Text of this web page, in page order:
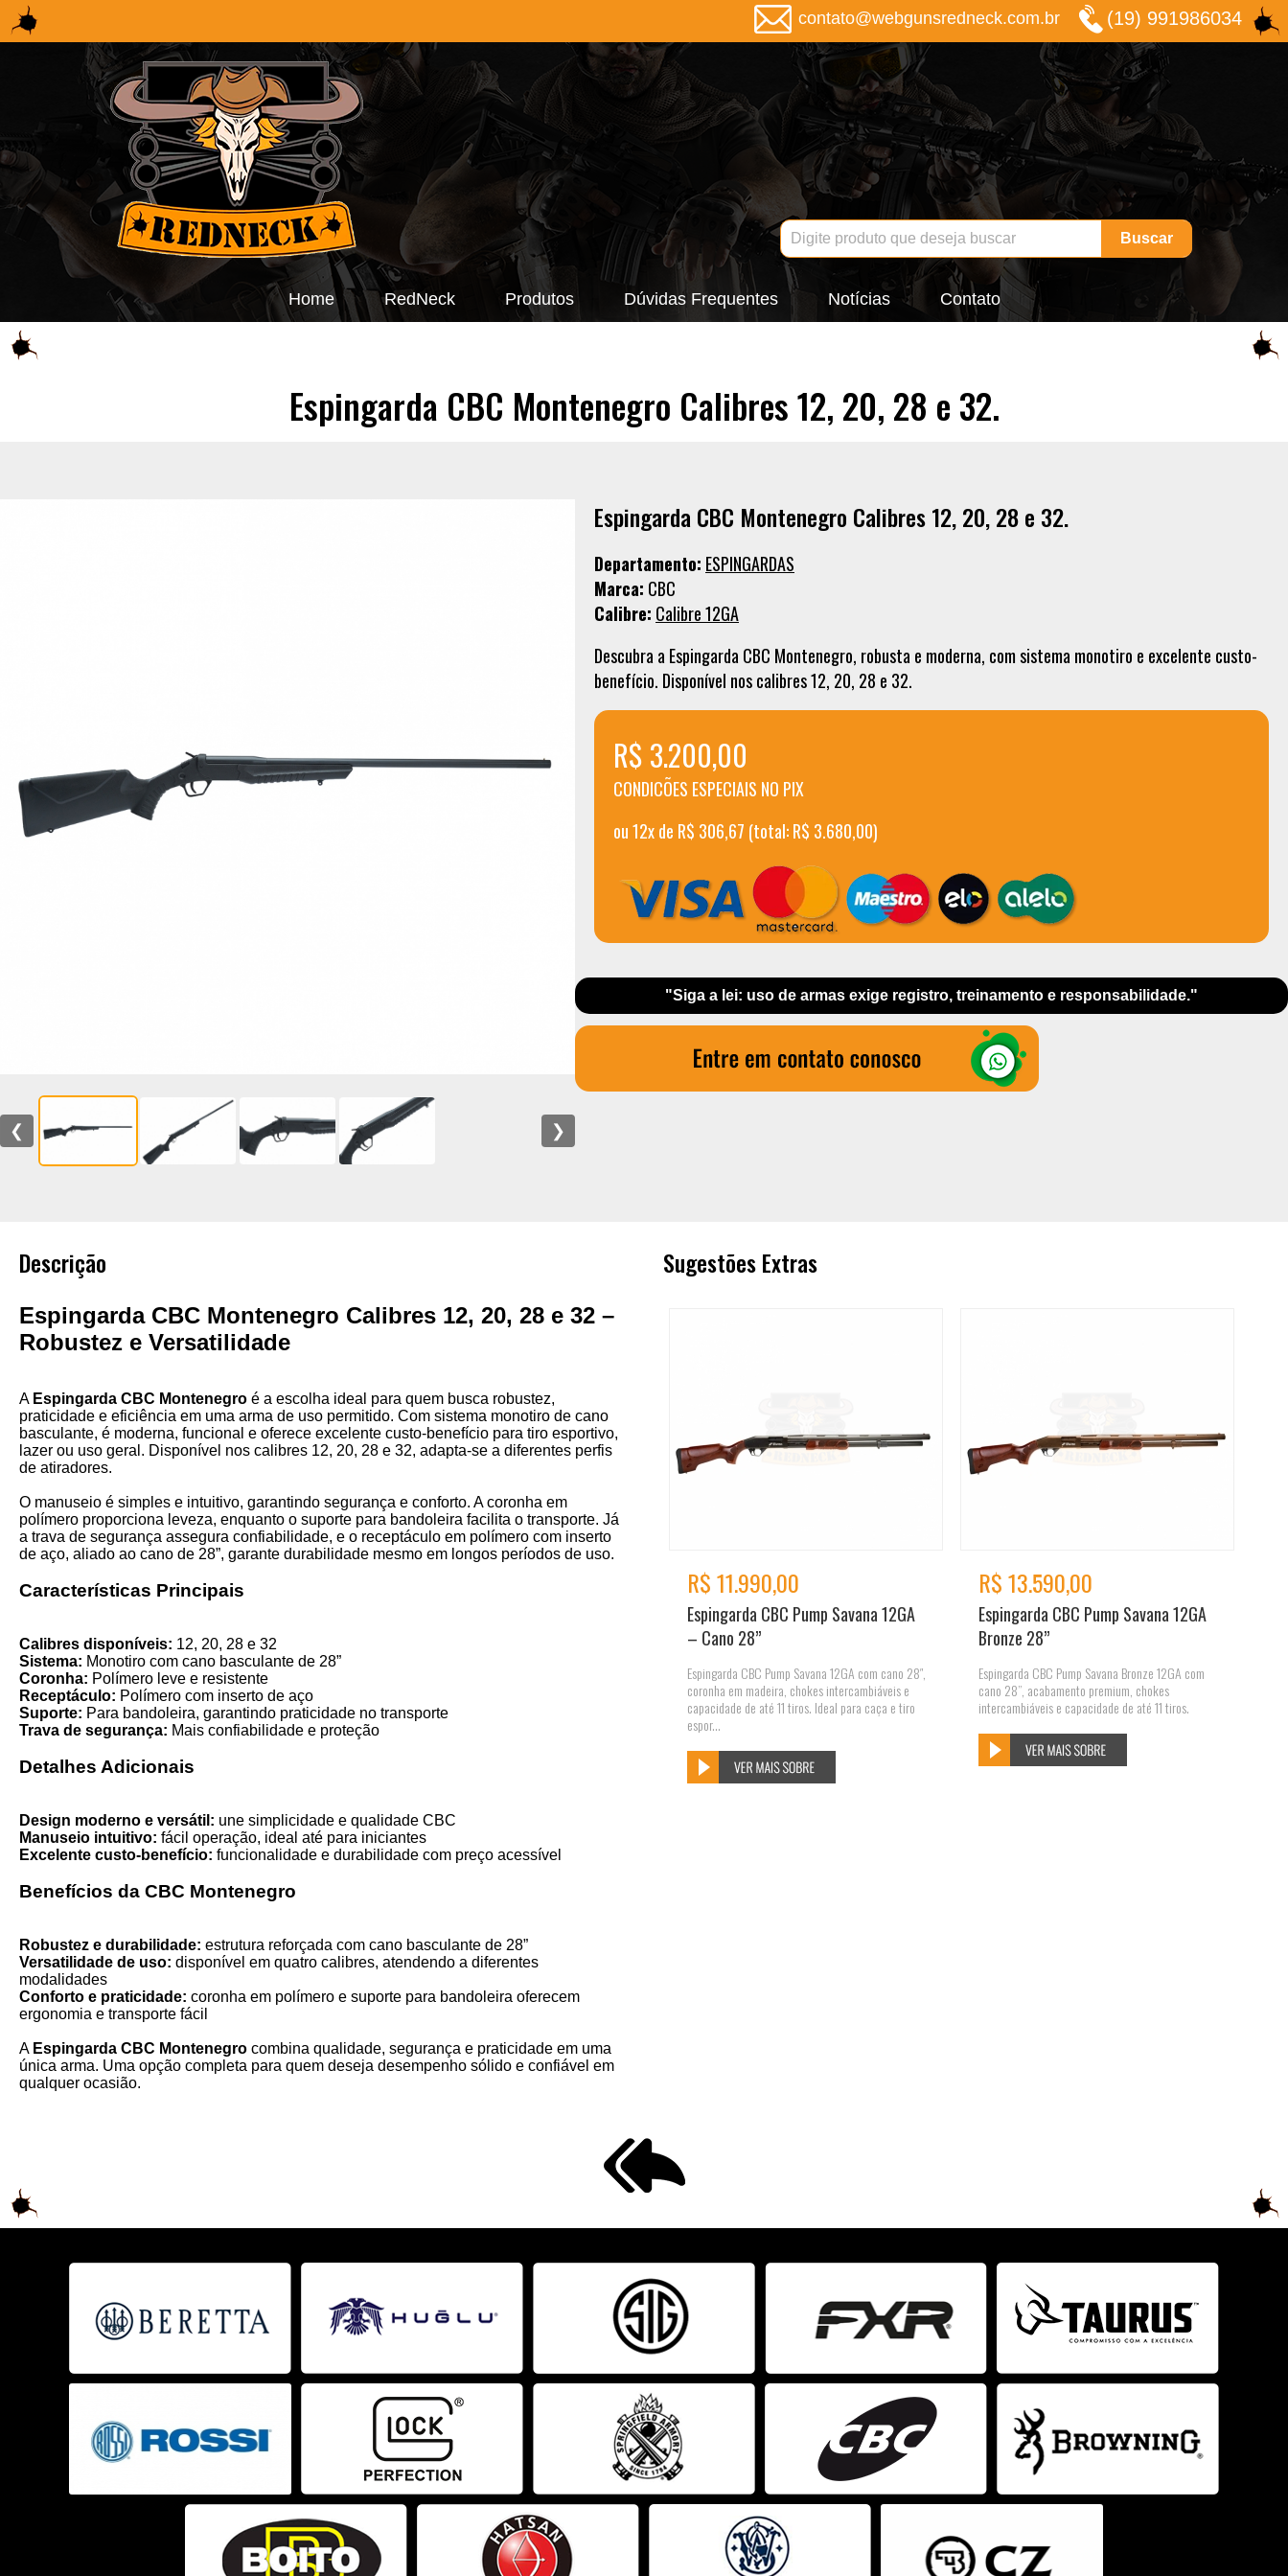
contato@webgunsredneck.com.br (19) 991986034
Buscar
Home RedNeck Produtos Dúvidas Frequentes Notícias Contato
Espingarda CBC Montenegro Calibres 12, 20, 28 e 32.
❮ ❯
Espingarda CBC Montenegro Calibres 12, 20, 28 e 32.
Departamento: ESPINGARDAS
Marca: CBC
Calibre: Calibre 12GA
Descubra a Espingarda CBC Montenegro, robusta e moderna, com sistema monotiro e excelente custo-
benefício. Disponível nos calibres 12, 20, 28 e 32.
R$ 3.200,00
CONDICÕES ESPECIAIS NO PIX
ou 12x de R$ 306,67 (total: R$ 3.680,00)
"Siga a lei: uso de armas exige registro, treinamento e responsabilidade."
Descrição
Espingarda CBC Montenegro Calibres 12, 20, 28 e 32 –
Robustez e Versatilidade
A Espingarda CBC Montenegro é a escolha ideal para quem busca robustez,
praticidade e eficiência em uma arma de uso permitido. Com sistema monotiro de cano
basculante, é moderna, funcional e oferece excelente custo-benefício para tiro esportivo,
lazer ou uso geral. Disponível nos calibres 12, 20, 28 e 32, adapta-se a diferentes perfis
de atiradores.
O manuseio é simples e intuitivo, garantindo segurança e conforto. A coronha em
polímero proporciona leveza, enquanto o suporte para bandoleira facilita o transporte. Já
a trava de segurança assegura confiabilidade, e o receptáculo em polímero com inserto
de aço, aliado ao cano de 28”, garante durabilidade mesmo em longos períodos de uso.
Características Principais
Calibres disponíveis: 12, 20, 28 e 32
Sistema: Monotiro com cano basculante de 28”
Coronha: Polímero leve e resistente
Receptáculo: Polímero com inserto de aço
Suporte: Para bandoleira, garantindo praticidade no transporte
Trava de segurança: Mais confiabilidade e proteção
Detalhes Adicionais
Design moderno e versátil: une simplicidade e qualidade CBC
Manuseio intuitivo: fácil operação, ideal até para iniciantes
Excelente custo-benefício: funcionalidade e durabilidade com preço acessível
Benefícios da CBC Montenegro
Robustez e durabilidade: estrutura reforçada com cano basculante de 28”
Versatilidade de uso: disponível em quatro calibres, atendendo a diferentes
modalidades
Conforto e praticidade: coronha em polímero e suporte para bandoleira oferecem
ergonomia e transporte fácil
A Espingarda CBC Montenegro combina qualidade, segurança e praticidade em uma
única arma. Uma opção completa para quem deseja desempenho sólido e confiável em
qualquer ocasião.
Sugestões Extras
R$ 11.990,00
Espingarda CBC Pump Savana 12GA
– Cano 28”
Espingarda CBC Pump Savana 12GA com cano 28″,
coronha em madeira, chokes intercambiáveis e
capacidade de até 11 tiros. Ideal para caça e tiro
espor...
R$ 13.590,00
Espingarda CBC Pump Savana 12GA
Bronze 28”
Espingarda CBC Pump Savana Bronze 12GA com
cano 28”, acabamento premium, chokes
intercambiáveis e capacidade de até 11 tiros.